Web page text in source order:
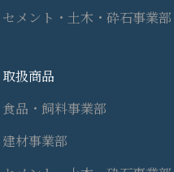
セメント・土木・砕石事業部
取扱商品
食品・飼料事業部
建材事業部